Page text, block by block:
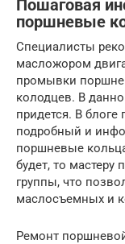
Пошаговая
поршневые
Специалисты
масложором
промывки
колодцев. В
придется. В блоге
подробный и
поршневые
будет, то
группы, что
маслосъемных и
Ремонт